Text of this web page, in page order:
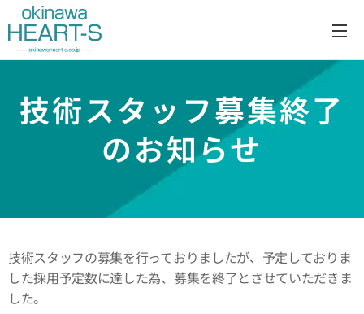
技術スタッフ募集終了
のお知らせ
技術スタッフの募集を行っておりましたが、予定しておりま
した採用予定数に達した為、募集を終了とさせていただきま
した。